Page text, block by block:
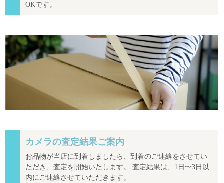
OKです。
カメラの査定結果ご案内
お品物が当店に到着しましたら、到着のご連絡をさせてい
ただき、査定を開始いたします。 査定結果は、1日〜3日以
内にご連絡させていただきます。